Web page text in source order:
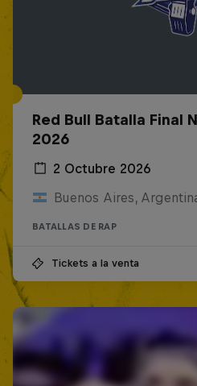
Red Bull Batalla Final
2026
2 Octubre 2026
Buenos Aires,
BATALLAS DE RAP
Tickets a la venta